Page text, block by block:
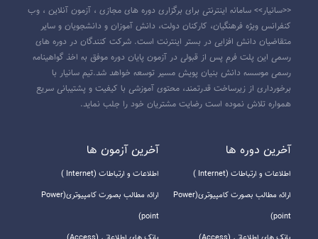
<<سانیار>> سامانه اینترنتی برای برگزاری دوره های مجازی ، آزمون آنلاین ، وب
کنفرانس ویژه فرهنگیان، کارکنان دولت، دانش آموزان و دانشجویان و سایر
متقاضیان دانش افزایی در بستر اینترنت است. شرکت کنندگان در دوره های
رسمی این پلت فرم پس از قبولی در آزمون پایان دوره موفق به اخذ گواهینامه
رسمی موسسه دانش بنیان پویش مسیر توسعه خواهد شد.تیم سانیار با
برخورداری از زیرساخت قدرتمند، محتوی آموزشی با کیفیت و پشتیبانی سریع
همواره تلاش نموده است رضایت مشتریان خود را جلب نماید.
آخرين دوره ها
اطلاعات و ارتباطات (Internet )
ارائه مطالب بصورت کامپیوتری(Power
point)
آخرين آزمون ها
اطلاعات و ارتباطات (Internet )
ارائه مطالب بصورت کامپیوتری(Power
point)